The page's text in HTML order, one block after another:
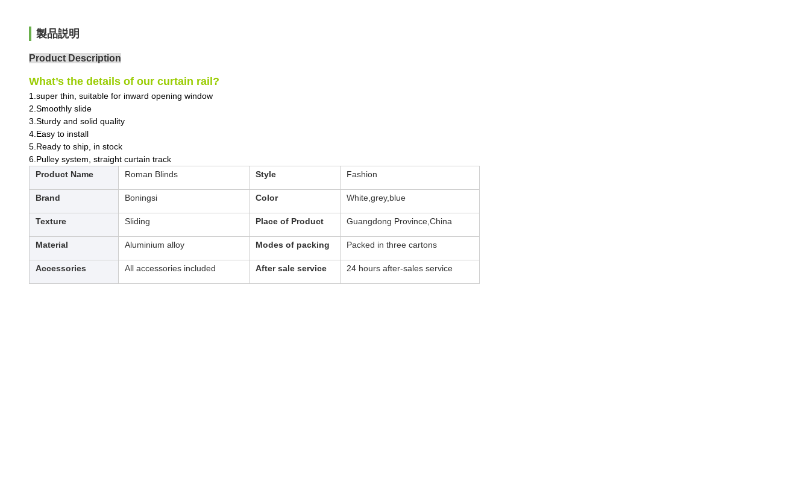
製品説明
Product Description
What’s the details of our curtain rail?
1.super thin, suitable for inward opening window
2.Smoothly slide
3.Sturdy and solid quality
4.Easy to install
5.Ready to ship, in stock
6.Pulley system, straight curtain track
Product Name
Roman Blinds Style Fashion
Brand Boningsi Color White,grey,blue
Texture Sliding Place of Product Guangdong Province,China
Material Aluminium alloy Modes of packing Packed in three cartons
Accessories All accessories included After sale service 24 hours after-sales service